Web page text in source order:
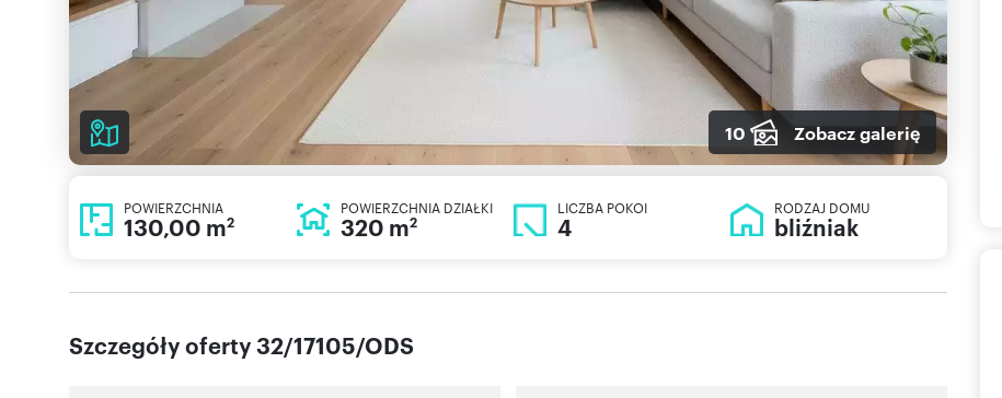
10 Zobacz galerię
POWIERZCHNIA
130,00 m2
POWIERZCHNIA DZIAŁKI
320 m2
LICZBA POKOI
4
RODZAJ DOMU
bliźniak
Szczegóły oferty 32/17105/ODS